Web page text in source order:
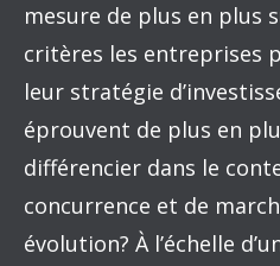
mesure de plus en plus
critères les entreprises
leur stratégie
éprouvent de plus en
différencier dans le
concurrence et de
évolution? À l’échelle